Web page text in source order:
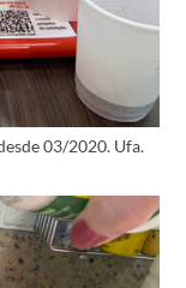
03/2020. Ufa.